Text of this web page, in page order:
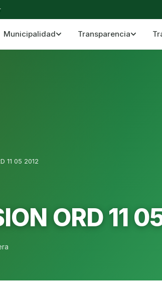
Cantón Mera · Pastaza · Llanganates y
Municipalidad Transparencia
11 05 2012
ORD 11